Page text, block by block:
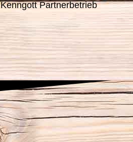
Kenngott Partnerbetrieb